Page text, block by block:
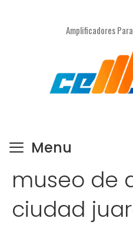
Amplificadores
Menu
museo de
ciudad